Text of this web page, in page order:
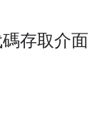
存取介面